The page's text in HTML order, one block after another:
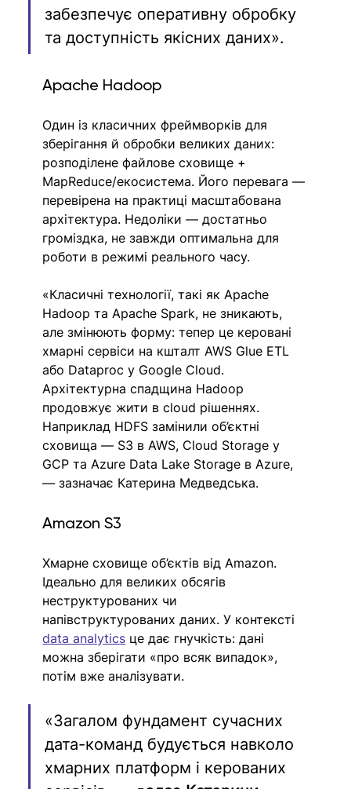
забезпечує оперативну обробку
та доступність якісних даних».
Apache Hadoop
Один із класичних фреймворків для
зберігання й обробки великих даних:
розподілене файлове сховище +
MapReduce/екосистема. Його перевага —
перевірена на практиці масштабована
архітектура. Недоліки — достатньо
громіздка, не завжди оптимальна для
роботи в режимі реального часу.
«Класичні технології, такі як Apache
Hadoop та Apache Spark, не зникають,
але змінюють форму: тепер це керовані
хмарні сервіси на кшталт AWS Glue ETL
або Dataproc у Google Cloud.
Архітектурна спадщина Hadoop
продовжує жити в cloud рішеннях.
Наприклад HDFS замінили об’єктні
сховища — S3 в AWS, Cloud Storage у
GCP та Azure Data Lake Storage в Azure,
— зазначає Катерина Медведська.
Amazon S3
Хмарне сховище об’єктів від Amazon.
Ідеально для великих обсягів
неструктурованих чи
напівструктурованих даних. У контексті
data analytics це дає гнучкість: дані
можна зберігати «про всяк випадок»,
потім вже аналізувати.
«Загалом фундамент сучасних
дата-команд будується навколо
хмарних платформ і керованих